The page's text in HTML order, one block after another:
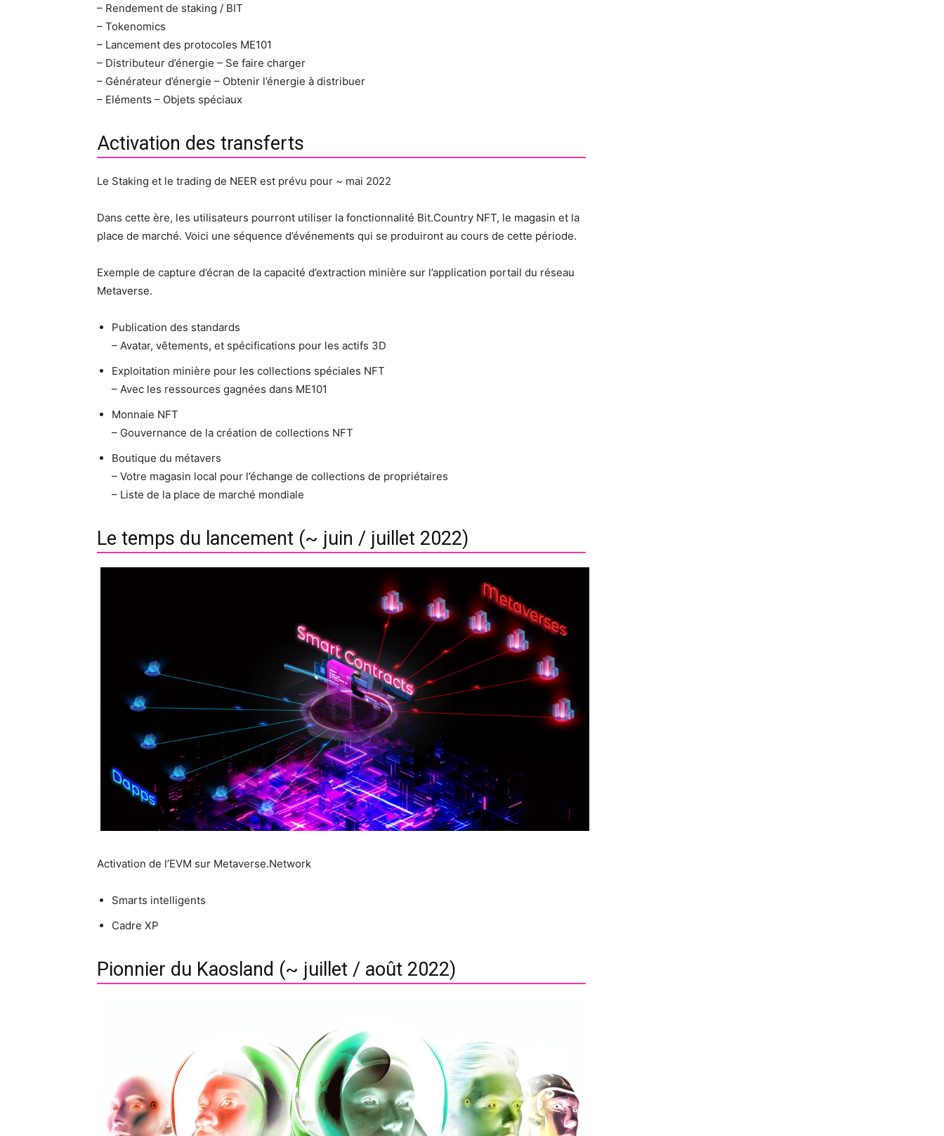
– Rendement de staking / BIT
– Tokenomics
– Lancement des protocoles ME101
– Distributeur d’énergie – Se faire charger
– Générateur d’énergie – Obtenir l’énergie à distribuer
– Eléments – Objets spéciaux
Activation des transferts
Le Staking et le trading de NEER est prévu pour ~ mai 2022
Dans cette ère, les utilisateurs pourront utiliser la fonctionnalité Bit.Country NFT, le magasin et la
place de marché. Voici une séquence d’événements qui se produiront au cours de cette période.
Exemple de capture d’écran de la capacité d’extraction minière sur l’application portail du réseau
Metaverse.
Publication des standards
– Avatar, vêtements, et spécifications pour les actifs 3D
Exploitation minière pour les collections spéciales NFT
– Avec les ressources gagnées dans ME101
Monnaie NFT
– Gouvernance de la création de collections NFT
Boutique du métavers
– Votre magasin local pour l’échange de collections de propriétaires
– Liste de la place de marché mondiale
Le temps du lancement (~ juin / juillet 2022)
Activation de l’EVM sur Metaverse.Network
Smarts intelligents
Cadre XP
Pionnier du Kaosland (~ juillet / août 2022)